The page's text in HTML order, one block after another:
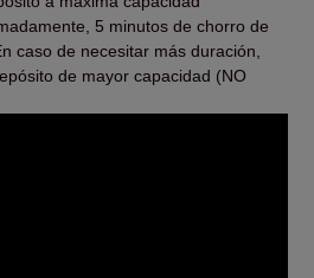
5 minutos de chorro de
caso de necesitar más duración,
de mayor capacidad (NO